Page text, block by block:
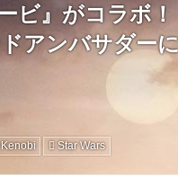
ービ』がコラボ
アンバサダー
Star Wars